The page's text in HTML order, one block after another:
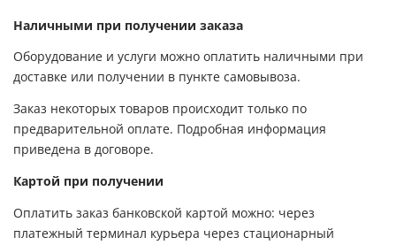
Наличными при получении заказа
Оборудование и услуги можно оплатить наличными при
доставке или получении в пункте самовывоза.
Заказ некоторых товаров происходит только по
предварительной оплате. Подробная информация
приведена в договоре.
Картой при получении
Оплатить заказ банковской картой можно: через
платежный терминал курьера через стационарный